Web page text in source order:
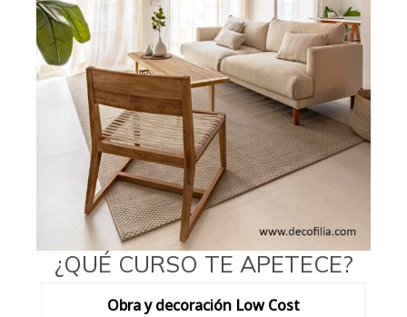
¿QUÉ CURSO TE APETECE?
Obra y decoración Low Cost